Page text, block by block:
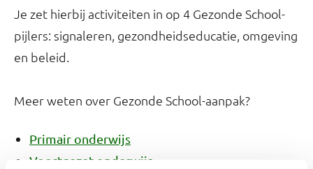
Je zet hierbij activiteiten in op 4 Gezonde School-
pijlers: signaleren, gezondheidseducatie, omgeving
en beleid.
Meer weten over Gezonde School-aanpak?
Primair onderwijs
Voortgezet onderwijs